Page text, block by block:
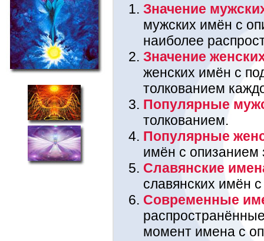
Значение
мужских имён с
наиболее
Значение
женских имён с
толкованием
Популярные
толкованием.
Популярные
имён с опизанием
Славянские
славянских имён
Современные
момент имена с